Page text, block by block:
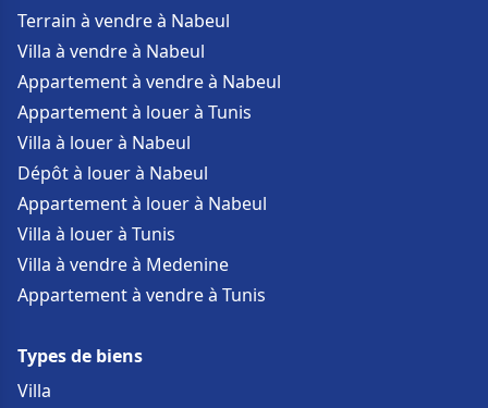
Terrain à vendre à Nabeul
Villa à vendre à Nabeul
Appartement à vendre à Nabeul
Appartement à louer à Tunis
Villa à louer à Nabeul
Dépôt à louer à Nabeul
Appartement à louer à Nabeul
Villa à louer à Tunis
Villa à vendre à Medenine
Appartement à vendre à Tunis
Types de biens
Villa